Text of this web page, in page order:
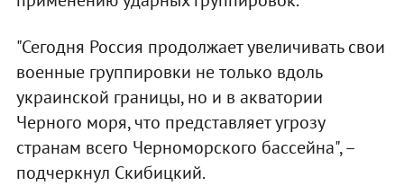
"Сегодня Россия продолжает увеличивать свои
военные группировки не только вдоль
украинской границы, но и в акватории
Черного моря, что представляет угрозу
странам всего Черноморского бассейна", –
подчеркнул Скибицкий.